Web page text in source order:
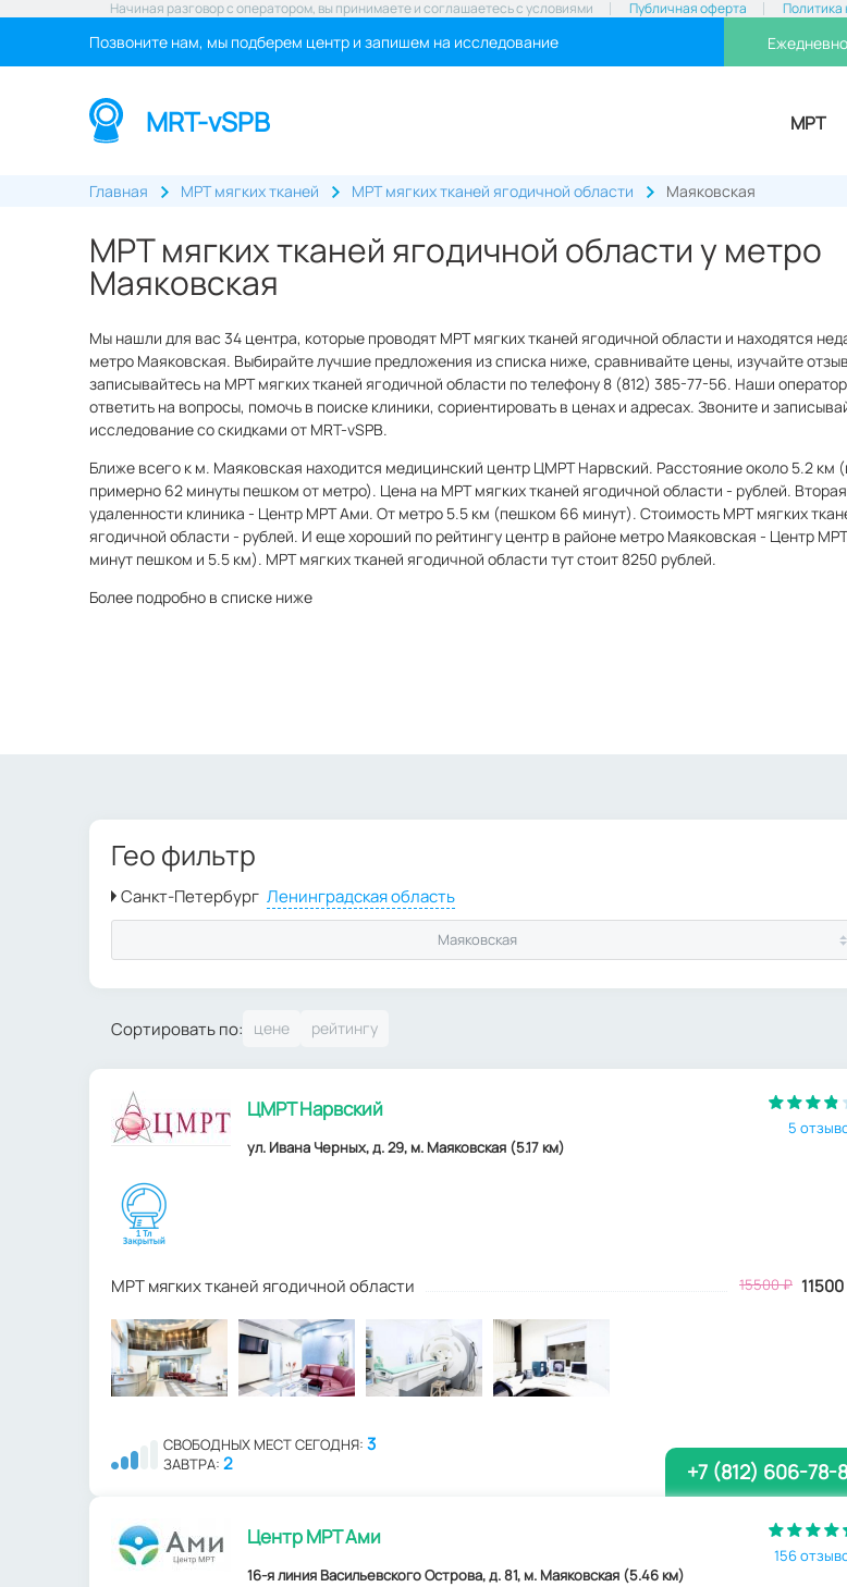
Начиная разговор с оператором, вы принимаете и соглашаетесь с условиями Публичная оферта Политика
Позвоните нам, мы подберем центр и запишем на исследование
MRT-vSPB МРТ
Главная МРТ мягких тканей МРТ мягких тканей ягодичной области Маяковская
МРТ мягких тканей ягодичной области у метро
Маяковская
Мы нашли для вас 34 центра, которые проводят МРТ мягких тканей ягодичной области и находятся
метро Маяковская. Выбирайте лучшие предложения из списка ниже, сравнивайте цены, изучайте
записывайтесь на МРТ мягких тканей ягодичной области по телефону 8 (812) 385-77-56. Наши
ответить на вопросы, помочь в поиске клиники, сориентировать в ценах и адресах. Звоните и
исследование со скидками от MRT-vSPB.
Ближе всего к м. Маяковская находится медицинский центр ЦМРТ Нарвский. Расстояние около 5.2 км
примерно 62 минуты пешком от метро). Цена на МРТ мягких тканей ягодичной области - рублей.
удаленности клиника - Центр МРТ Ами. От метро 5.5 км (пешком 66 минут). Стоимость МРТ мягких
ягодичной области - рублей. И еще хороший по рейтингу центр в районе метро Маяковская - Центр
минут пешком и 5.5 км). МРТ мягких тканей ягодичной области тут стоит 8250 рублей.
Более подробно в списке ниже
Гео фильтр
Маяковская
Сортировать по:
ЦМРТ Нарвский
ул. Ивана Черных, д. 29, м. Маяковская (5.17 км)
5
МРТ мягких тканей ягодичной области 15500₽ 11500
СВОБОДНЫХ МЕСТ СЕГОДНЯ: 3
ЗАВТРА: 2 +7 (812) 606-78-
Центр МРТ Ами
16-я линия Васильевского Острова, д. 81, м. Маяковская (5.46 км)
156